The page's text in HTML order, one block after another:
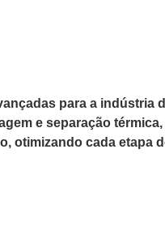
para a
e separação
otimizando cada etapa